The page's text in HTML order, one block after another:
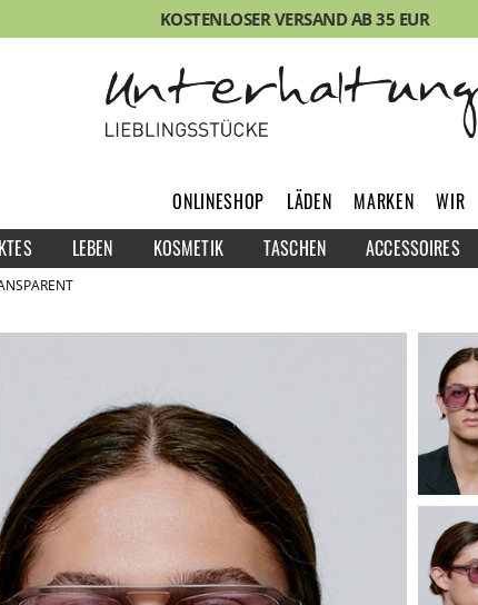
KOSTENLOSER VERSAND AB 35 EUR
LEBEN KOSMETIK TASCHEN ACCESSOIRES
ONLINESHOP LÄDEN MARKEN WIR